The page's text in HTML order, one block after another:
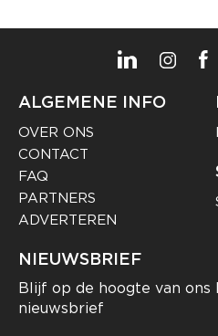
ALGEMENE INFO
OVER ONS
CONTACT
FAQ
PARTNERS
ADVERTEREN
NIEUWSBRIEF
Blijf op de hoogte van ons
nieuwsbrief